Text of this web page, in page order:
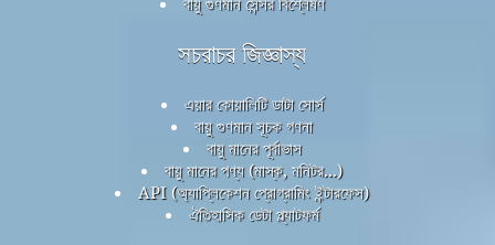
সচরাচর জিজ্ঞাস্য
এয়ার কোয়ালিটি ডাটা সোর্স
বায়ু গুণমান সূচক গণনা
বায়ু মানের পূর্বাভাস
বায়ু মানের পণ্য (মাস্ক, মনিটর...)
API (অ্যাপ্লিকেশন প্রোগ্রামিং ইন্টারফেস)
ঐতিহাসিক ডেটা প্ল্যাটফর্ম